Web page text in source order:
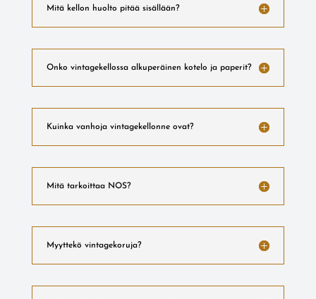
Mitä kellon huolto pitää sisällään?
Onko vintagekellossa alkuperäinen kotelo ja paperit?
Kuinka vanhoja vintagekellonne ovat?
Mitä tarkoittaa NOS?
Myyttekö vintagekoruja?